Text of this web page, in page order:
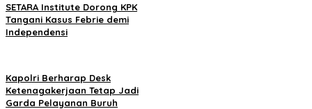
SETARA Institute Dorong KPK
Tangani Kasus Febrie demi
Independensi
Kapolri Berharap Desk
Ketenagakerjaan Tetap Jadi
Garda Pelayanan Buruh